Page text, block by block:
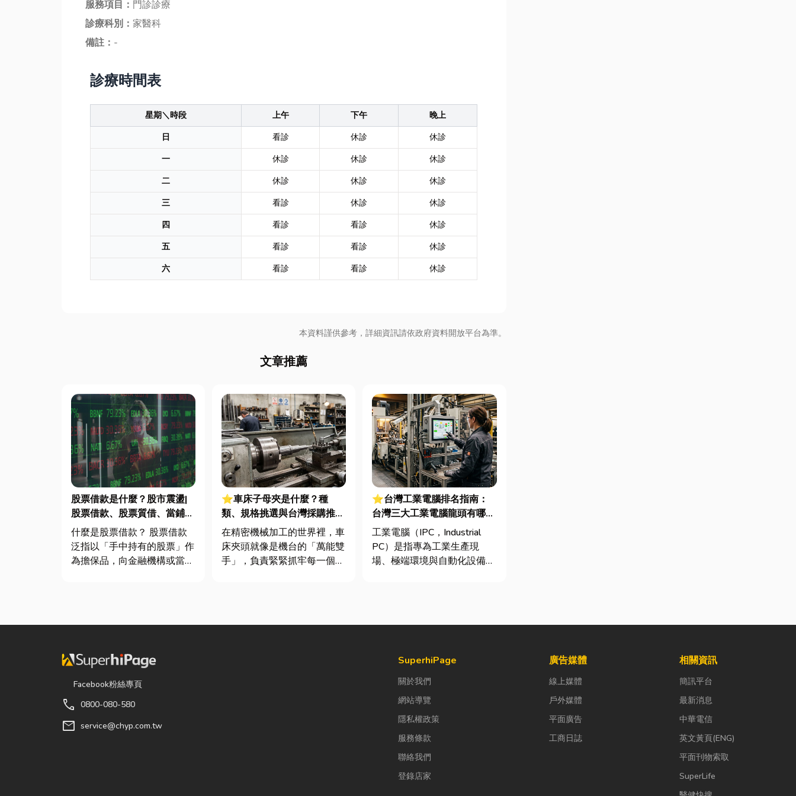
服務項目： 門診診療
診療科別： 家醫科
備註： -
診療時間表
星期＼時段 上午 下午
晚上
日
看診 休診
休診
一
休診 休診
休診
二
休診 休診
休診
三
看診 休診
休診
四
看診 看診
休診
五
看診 看診
休診
六
看診 看診 休診
本資料謹供參考，詳細資訊請依政府資料開放平台為準。
文章推薦
股票借款是什麼？股市震盪|
股票借款、股票質借、當鋪借
款完整比較
什麼是股票借款？ 股票借款
泛指以「手中持有的股票」作
為擔保品，向金融機構或當舖
款，以...
⭐車床子母夾是什麼？種
類、規格挑選與台灣採購推薦
完整指南
在精密機械加工的世界裡，車
床夾頭就像是機台的「萬能雙
手」，負責緊緊抓牢每一個旋
⭐台灣工業電腦排名指南：
台灣三大工業電腦龍頭有哪
些？工廠採購與品牌選型全解
析
工業電腦（IPC，Industrial
PC）是指專為工業生產現
場、極端環境與自動化設備所
Facebook粉絲專頁
call 0800-080-580
mail service@chyp.com.tw
SuperhiPage
關於我們
網站導覽
隱私權政策
服務條款
聯絡我們
登錄店家
廣告媒體
線上媒體
戶外媒體
平面廣告
工商日誌
相關資訊
簡訊平台
最新消息
中華電信
英文黃頁(ENG)
平面刊物索取
SuperLife